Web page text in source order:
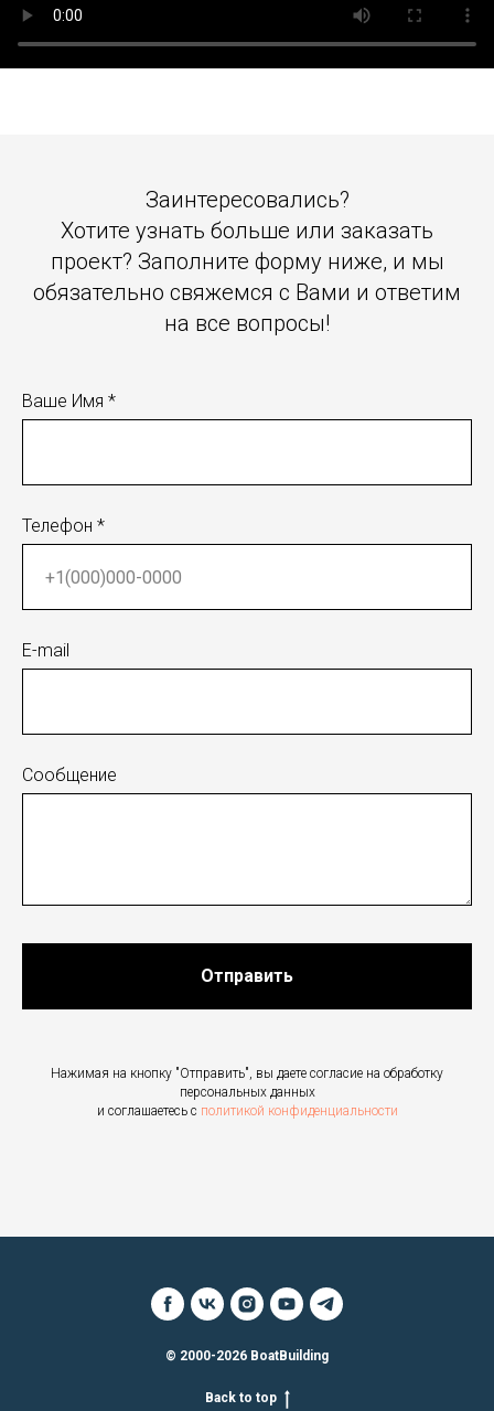
Заинтересовались?
Хотите узнать больше или заказать
проект? Заполните форму ниже, и мы
обязательно свяжемся с Вами и ответим
на все вопросы!
Ваше Имя *
Телефон *
E-mail
Сообщение
Отправить
Нажимая на кнопку "Отправить", вы даете согласие на обработку
персональных данных
и соглашаетесь c политикой конфиденциальности
© 2000-2026 BoatBuilding
Back to top